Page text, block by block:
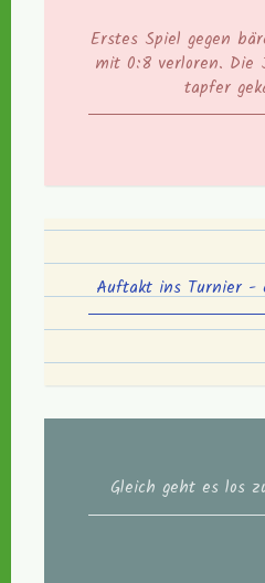
Erstes Spiel gegen
mit 0:8 verloren. Die
tapfer
Auftakt ins Turnier -
Gleich geht es los